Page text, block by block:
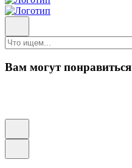
Вам могут понравиться